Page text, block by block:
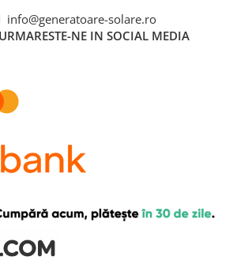
info@generatoare-solare.ro
URMARESTE-NE IN SOCIAL MEDIA